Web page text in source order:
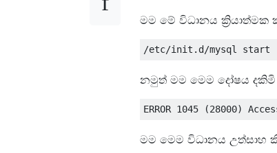
මම මේ විධානය ක්‍රියාත්මක
නමුත් මම මෙම දෝෂය දකිමි
මම මෙම විධානය උත්සාහ